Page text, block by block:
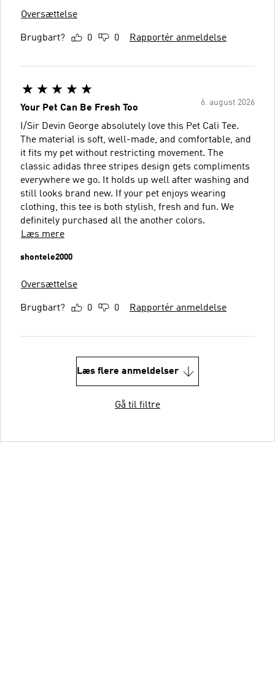
Oversættelse
Brugbart? 0 0 Rapportér anmeldelse
6. august 2026
Your Pet Can Be Fresh Too
I/Sir Devin George absolutely love this Pet Cali Tee.
The material is soft, well-made, and comfortable, and
it fits my pet without restricting movement. The
classic adidas three stripes design gets compliments
everywhere we go. It holds up well after washing and
still looks brand new. If your pet enjoys wearing
clothing, this tee is both stylish, fresh and fun. We
definitely purchased all the another colors.
Læs mere
shontele2000
Oversættelse
Brugbart? 0 0 Rapportér anmeldelse
Læs flere anmeldelser
Gå til filtre